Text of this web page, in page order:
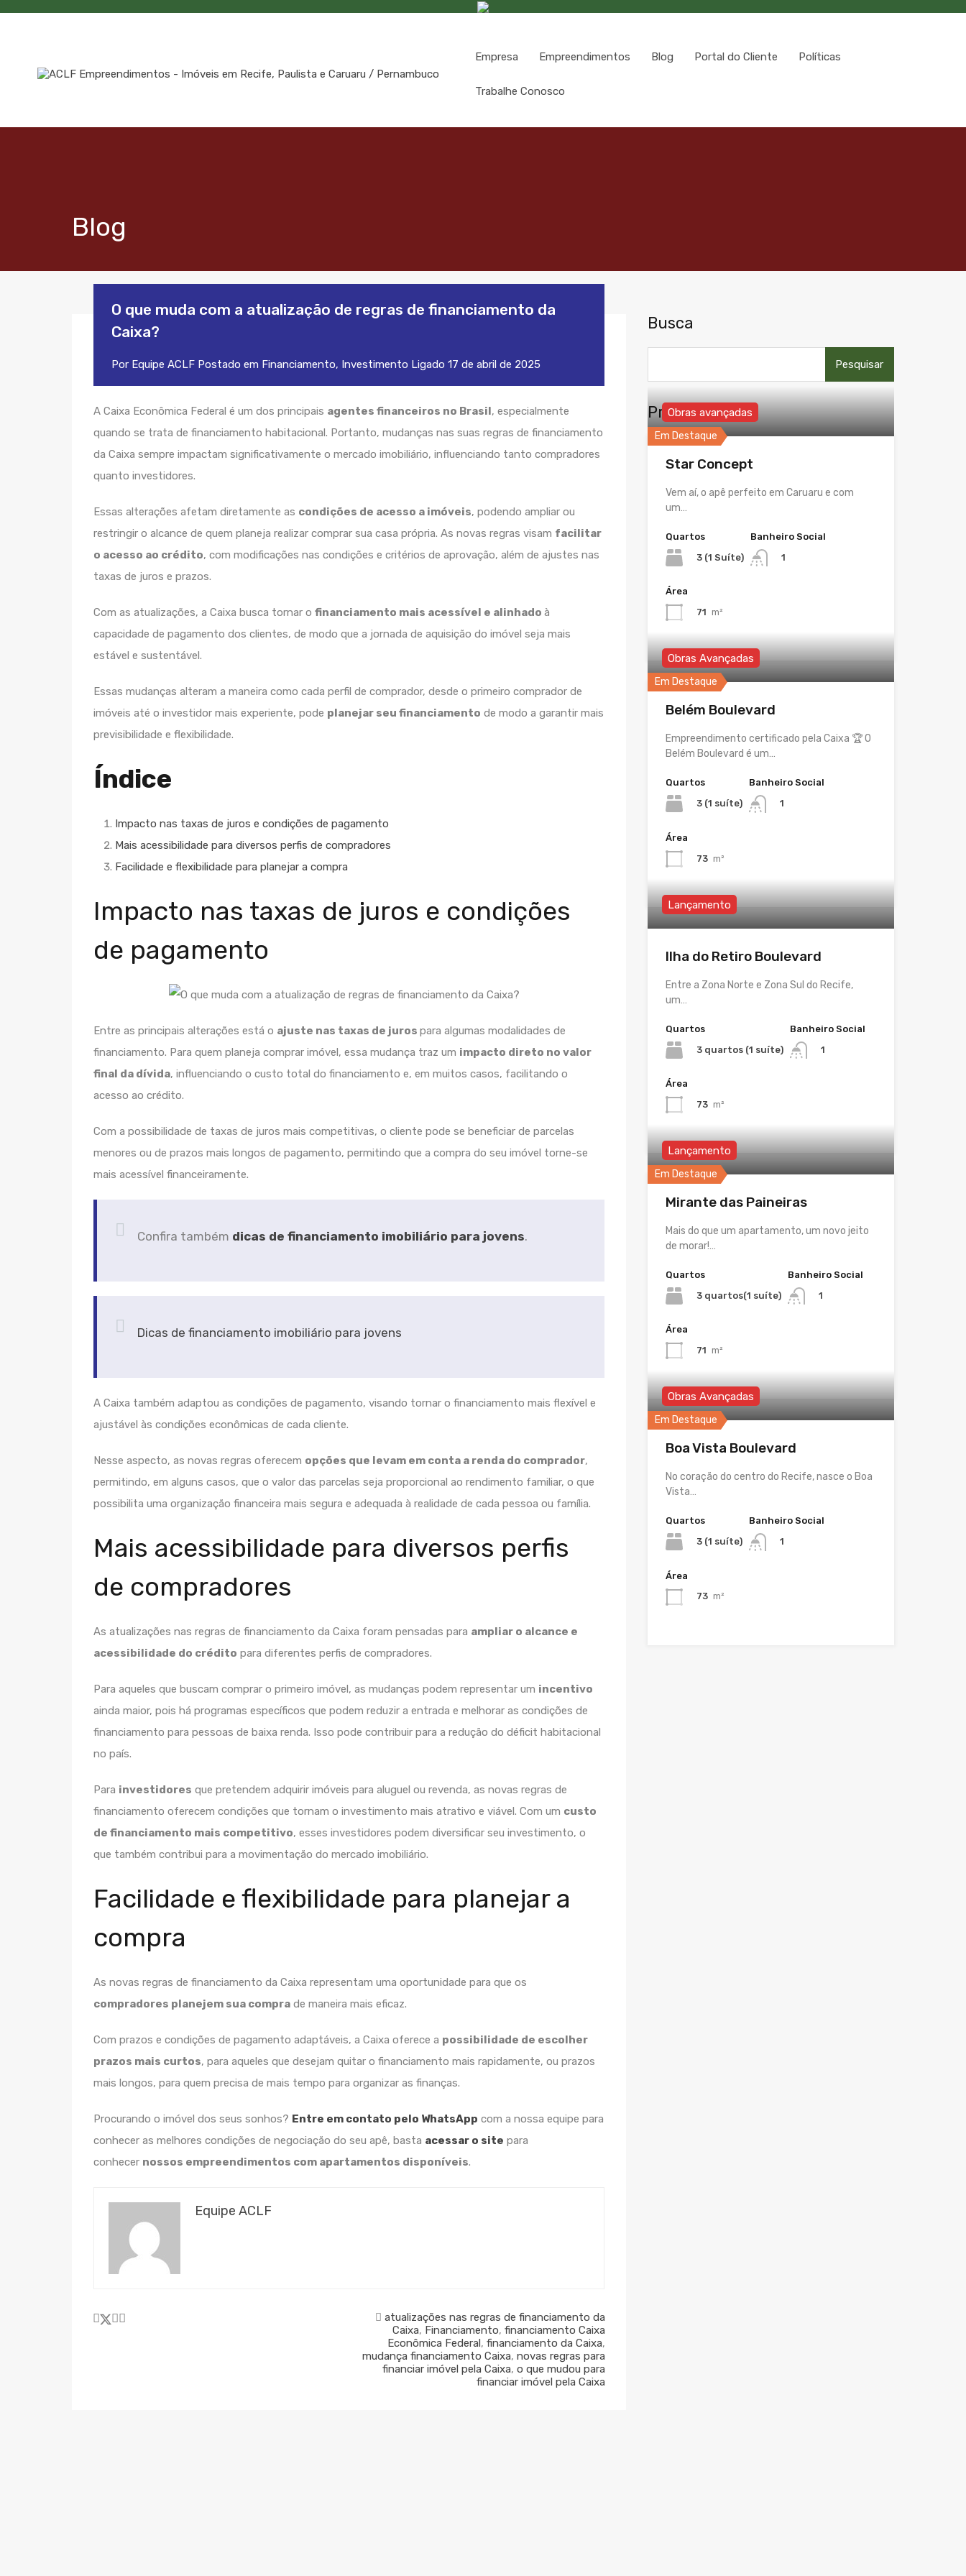
Empresa Empreendimentos Blog Portal do Cliente Políticas
Trabalhe Conosco
Blog
O que muda com a atualização de regras de financiamento da
Caixa?
Por Equipe ACLF Postado em Financiamento, Investimento Ligado 17 de abril de 2025
A Caixa Econômica Federal é um dos principais agentes financeiros no Brasil, especialmente
quando se trata de financiamento habitacional. Portanto, mudanças nas suas regras de financiamento
da Caixa sempre impactam significativamente o mercado imobiliário, influenciando tanto compradores
quanto investidores.
Essas alterações afetam diretamente as condições de acesso a imóveis, podendo ampliar ou
restringir o alcance de quem planeja realizar comprar sua casa própria. As novas regras visam facilitar
o acesso ao crédito, com modificações nas condições e critérios de aprovação, além de ajustes nas
taxas de juros e prazos.
Com as atualizações, a Caixa busca tornar o financiamento mais acessível e alinhado à
capacidade de pagamento dos clientes, de modo que a jornada de aquisição do imóvel seja mais
estável e sustentável.
Essas mudanças alteram a maneira como cada perfil de comprador, desde o primeiro comprador de
imóveis até o investidor mais experiente, pode planejar seu financiamento de modo a garantir mais
previsibilidade e flexibilidade.
Índice
Impacto nas taxas de juros e condições de pagamento
Mais acessibilidade para diversos perfis de compradores
Facilidade e flexibilidade para planejar a compra
Impacto nas taxas de juros e condições
de pagamento
Entre as principais alterações está o ajuste nas taxas de juros para algumas modalidades de
financiamento. Para quem planeja comprar imóvel, essa mudança traz um impacto direto no valor
final da dívida, influenciando o custo total do financiamento e, em muitos casos, facilitando o
acesso ao crédito.
Com a possibilidade de taxas de juros mais competitivas, o cliente pode se beneficiar de parcelas
menores ou de prazos mais longos de pagamento, permitindo que a compra do seu imóvel torne-se
mais acessível financeiramente.
Confira também dicas de financiamento imobiliário para jovens.
Dicas de financiamento imobiliário para jovens
A Caixa também adaptou as condições de pagamento, visando tornar o financiamento mais flexível e
ajustável às condições econômicas de cada cliente.
Nesse aspecto, as novas regras oferecem opções que levam em conta a renda do comprador,
permitindo, em alguns casos, que o valor das parcelas seja proporcional ao rendimento familiar, o que
possibilita uma organização financeira mais segura e adequada à realidade de cada pessoa ou família.
Mais acessibilidade para diversos perfis
de compradores
As atualizações nas regras de financiamento da Caixa foram pensadas para ampliar o alcance e
acessibilidade do crédito para diferentes perfis de compradores.
Para aqueles que buscam comprar o primeiro imóvel, as mudanças podem representar um incentivo
ainda maior, pois há programas específicos que podem reduzir a entrada e melhorar as condições de
financiamento para pessoas de baixa renda. Isso pode contribuir para a redução do déficit habitacional
no país.
Para investidores que pretendem adquirir imóveis para aluguel ou revenda, as novas regras de
financiamento oferecem condições que tornam o investimento mais atrativo e viável. Com um custo
de financiamento mais competitivo, esses investidores podem diversificar seu investimento, o
que também contribui para a movimentação do mercado imobiliário.
Facilidade e flexibilidade para planejar a
compra
As novas regras de financiamento da Caixa representam uma oportunidade para que os
compradores planejem sua compra de maneira mais eficaz.
Com prazos e condições de pagamento adaptáveis, a Caixa oferece a possibilidade de escolher
prazos mais curtos, para aqueles que desejam quitar o financiamento mais rapidamente, ou prazos
mais longos, para quem precisa de mais tempo para organizar as finanças.
Procurando o imóvel dos seus sonhos? Entre em contato pelo WhatsApp com a nossa equipe para
conhecer as melhores condições de negociação do seu apê, basta acessar o site para
conhecer nossos empreendimentos com apartamentos disponíveis.
Equipe ACLF
atualizações nas regras de financiamento da
Caixa, Financiamento, financiamento Caixa
Econômica Federal, financiamento da Caixa,
mudança financiamento Caixa, novas regras para
financiar imóvel pela Caixa, o que mudou para
financiar imóvel pela Caixa
Busca
por:
Propriedades
Em Destaque
Obras avançadas
Star Concept
Vem aí, o apê perfeito em Caruaru e com
um…
Quartos
3 (1 Suíte)
Banheiro Social
1
Área
71 m²
Em Destaque
Obras Avançadas
Belém Boulevard
Empreendimento certificado pela Caixa 🏆 O
Belém Boulevard é um…
Quartos
3 (1 suíte)
Banheiro Social
1
Área
73 m²
Lançamento
Ilha do Retiro Boulevard
Entre a Zona Norte e Zona Sul do Recife,
um…
Quartos
3 quartos (1 suíte)
Banheiro Social
1
Área
73 m²
Em Destaque
Lançamento
Mirante das Paineiras
Mais do que um apartamento, um novo jeito
de morar!…
Quartos
3 quartos(1 suíte)
Banheiro Social
1
Área
71 m²
Em Destaque
Obras Avançadas
Boa Vista Boulevard
No coração do centro do Recife, nasce o Boa
Vista…
Quartos
3 (1 suíte)
Banheiro Social
1
Área
73 m²